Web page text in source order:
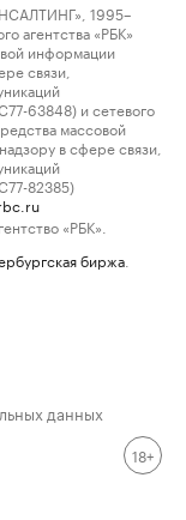
1995–
агентства «РБК»
информации
связи,
63848) и сетевого
массовой
в сфере связи,
82385)
«РБК».
биржа
данных
18+